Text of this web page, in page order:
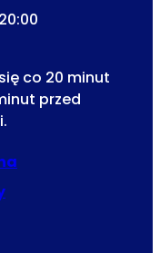
co 20 minut
przed